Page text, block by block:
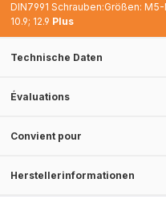
DIN7991 Schrauben:Größen:
10.9; 12.9 Plus
Technische Daten
Évaluations
Convient pour
Herstellerinformationen